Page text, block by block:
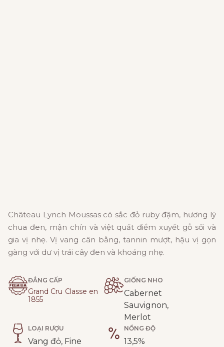
Château Lynch Moussas có sắc đỏ ruby đậm, hương lý
chua đen, mận chín và việt quất điểm xuyết gỗ sồi và
gia vị nhẹ. Vị vang cân bằng, tannin mượt, hậu vị gọn
gàng với dư vị trái cây đen và khoáng nhẹ.
ĐẲNG CẤP
Grand Cru Classe en
1855
GIỐNG NHO
Cabernet
Sauvignon,
Merlot
LOẠI RƯỢU
Vang đỏ, Fine
NỒNG ĐỘ
13,5%